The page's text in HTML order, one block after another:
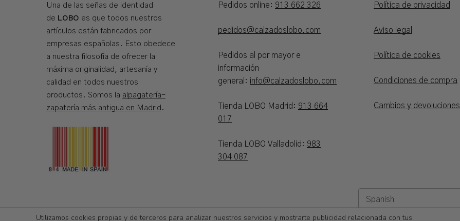
Una de las señas de identidad
de LOBO es que todos nuestros
artículos están fabricados por
empresas españolas. Esto obedece
a nuestra filosofía de ofrecer la
máxima originalidad, artesanía y
calidad en todos nuestros
productos. Somos la alpagatería-
zapatería más antigua en Madrid .
Pedidos online: 913 662 326
pedidos@calzadoslobo.com
Pedidos al por mayor e
información
general: info@calzadoslobo.com
Tienda LOBO Madrid: 913 664
017
Tienda LOBO Valladolid: 983
304 087
Política de privacidad
Aviso legal
Política de cookies
Condiciones de compra
Cambios y devoluciones
©2026Calzadoslobo
Utilizamos cookies propias y de terceros para analizar nuestros servicios y mostrarte publicidad relacionada con tus